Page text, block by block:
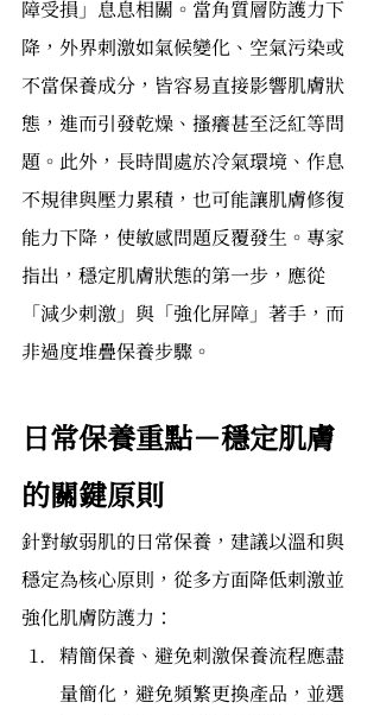
障受損」息息相關。當角質層防護力下
降，外界刺激如氣候變化、空氣污染或
不當保養成分，皆容易直接影響肌膚狀
態，進而引發乾燥、搔癢甚至泛紅等問
題。此外，長時間處於冷氣環境、作息
不規律與壓力累積，也可能讓肌膚修復
能力下降，使敏感問題反覆發生。專家
指出，穩定肌膚狀態的第一步，應從
「減少刺激」與「強化屏障」著手，而
非過度堆疊保養步驟。
日常保養重點－穩定肌膚
的關鍵原則
針對敏弱肌的日常保養，建議以溫和與
穩定為核心原則，從多方面降低刺激並
強化肌膚防護力：
精簡保養、避免刺激保養流程應盡
量簡化，避免頻繁更換產品，並選